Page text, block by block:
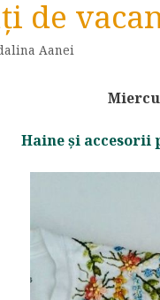
de
Aanei
Haine și